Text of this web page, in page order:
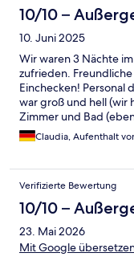
10/10 –
10. Juni 2025
Wir waren 3 Nächte
zufrieden.
Einchecken! Personal
war groß und hell (wir
Zimmer und Bad
waren sauber und
wir haben sehr gut
kleinen Kühlschrank
Preisen erhältlich, so
musste, um sich zu
reichhaltiges
Fischplatte,
(Spiegel-/Rührei auf
Claudia, Aufenthalt
Verifizierte Bewertung
10/10 –
23. Mai 2026
Mit Google